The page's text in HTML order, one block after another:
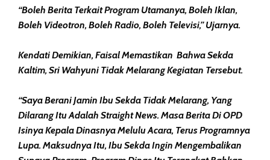
“Boleh Berita Terkait Program Utamanya, Boleh Iklan,
Boleh Videotron, Boleh Radio, Boleh Televisi,” Ujarnya.
Kendati Demikian, Faisal Memastikan Bahwa Sekda
Kaltim, Sri Wahyuni Tidak Melarang Kegiatan Tersebut.
“Saya Berani Jamin Ibu Sekda Tidak Melarang, Yang
Dilarang Itu Adalah Straight News. Masa Berita Di OPD
Isinya Kepala Dinasnya Melulu Acara, Terus Programnya
Lupa. Maksudnya Itu, Ibu Sekda Ingin Mengembalikan